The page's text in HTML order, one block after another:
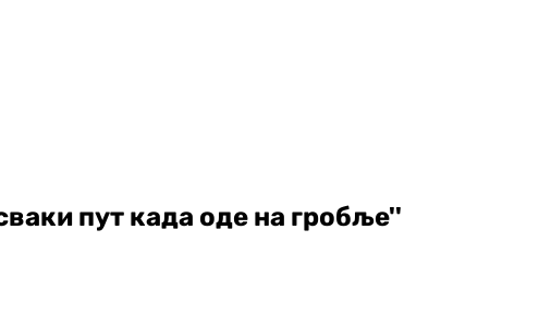
пут када оде на гробље''